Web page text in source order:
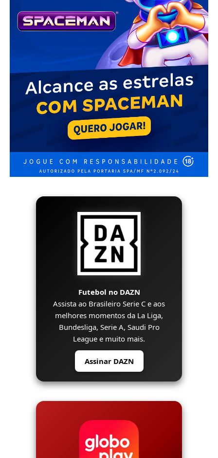
Futebol no DAZN
Assista ao Brasileiro Serie C e aos
melhores momentos da La Liga,
Bundesliga, Serie A, Saudi Pro
League e muito mais.
Assinar DAZN